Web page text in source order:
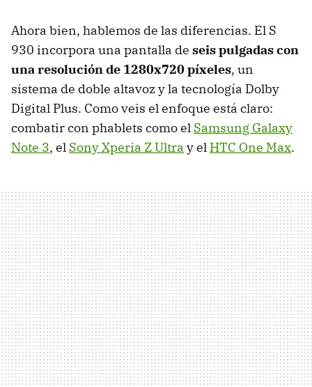
Ahora bien, hablemos de las diferencias. El S
930 incorpora una pantalla de seis pulgadas con
una resolución de 1280x720 píxeles, un
sistema de doble altavoz y la tecnología Dolby
Digital Plus. Como veis el enfoque está claro:
combatir con phablets como el Samsung Galaxy
Note 3, el Sony Xperia Z Ultra y el HTC One Max.